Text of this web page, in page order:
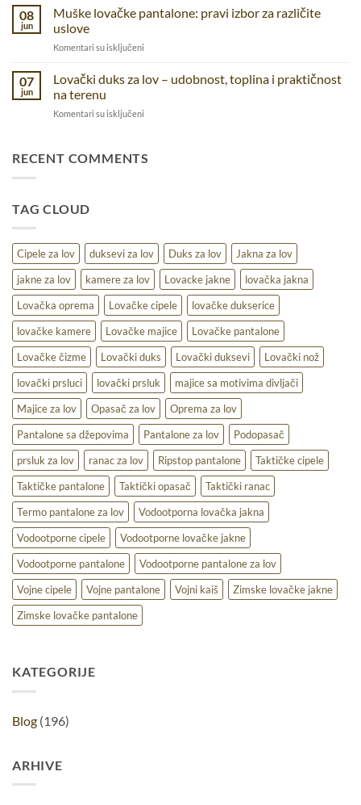
funkcionalnostza
lovački
udobnost
08
jun
Muške lovačke pantalone: pravi izbor za različite
uslove
Komentari su isključeni
lovačke
uslove
07
jun
Lovački duks za lov – udobnost, toplina i praktičnost
na terenu
Komentari su isključeni
za
na
terenu
RECENT COMMENTS
TAG CLOUD
Cipele za lov duksevi za lov Duks za lov
Jakna za lov
jakne za lov
kamere za lov Lovacke jakne
lovačka jakna
Lovačka oprema
Lovačke cipele
lovačke dukserice
lovačke kamere
Lovačke majice
Lovačke pantalone
Lovačke čizme
Lovački duks Lovački duksevi
Lovački nož
lovački prsluci
lovački prsluk
majice sa motivima divljači
Majice za lov
Opasač za lov
Oprema za lov
Pantalone sa džepovima
Pantalone za lov
Podopasač
prsluk za lov
ranac za lov Ripstop pantalone
Taktičke cipele
Taktičke pantalone
Taktički opasač
Taktički ranac
Termo pantalone za lov
Vodootporna lovačka jakna
Vodootporne cipele
Vodootporne lovačke jakne
Vodootporne pantalone
Vodootporne pantalone za lov
Vojne cipele
Vojne pantalone Vojni kaiš
Zimske lovačke jakne
Zimske lovačke pantalone
KATEGORIJE
Blog (196)
ARHIVE